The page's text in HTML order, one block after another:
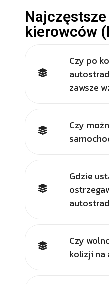
kierowców
Czy po
zawsze
Czy
Gdzie
Czy
kolizji na